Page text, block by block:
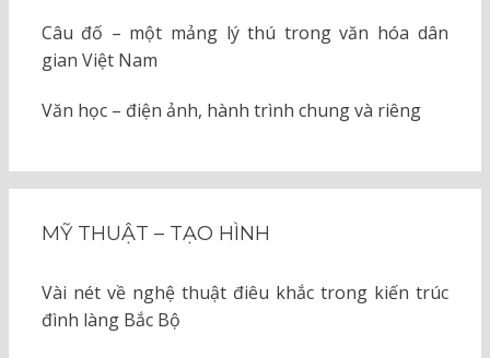
Câu đố – một mảng lý thú trong văn hóa dân
gian Việt Nam
Văn học – điện ảnh, hành trình chung và riêng
MỸ THUẬT – TẠO HÌNH
Vài nét về nghệ thuật điêu khắc trong kiến trúc
đình làng Bắc Bộ